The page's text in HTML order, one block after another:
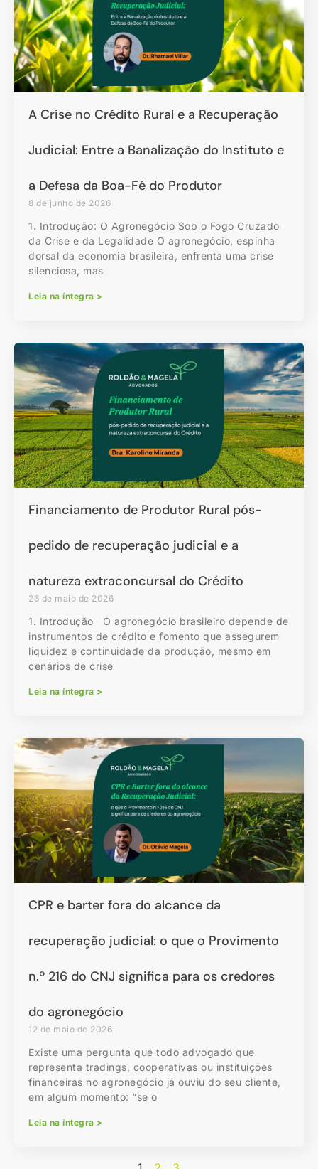
A Crise no Crédito Rural e a Recuperação
Judicial: Entre a Banalização do Instituto e
a Defesa da Boa-Fé do Produtor
8 de junho de 2026
1. Introdução: O Agronegócio Sob o Fogo Cruzado
da Crise e da Legalidade O agronegócio, espinha
dorsal da economia brasileira, enfrenta uma crise
silenciosa, mas
Leia na íntegra >
Financiamento de Produtor Rural pós-
pedido de recuperação judicial e a
natureza extraconcursal do Crédito
26 de maio de 2026
1. Introdução O agronegócio brasileiro depende de
instrumentos de crédito e fomento que assegurem
liquidez e continuidade da produção, mesmo em
cenários de crise
Leia na íntegra >
CPR e barter fora do alcance da
recuperação judicial: o que o Provimento
n.º 216 do CNJ significa para os credores
do agronegócio
12 de maio de 2026
Existe uma pergunta que todo advogado que
representa tradings, cooperativas ou instituições
financeiras no agronegócio já ouviu do seu cliente,
em algum momento: “se o
Leia na íntegra >